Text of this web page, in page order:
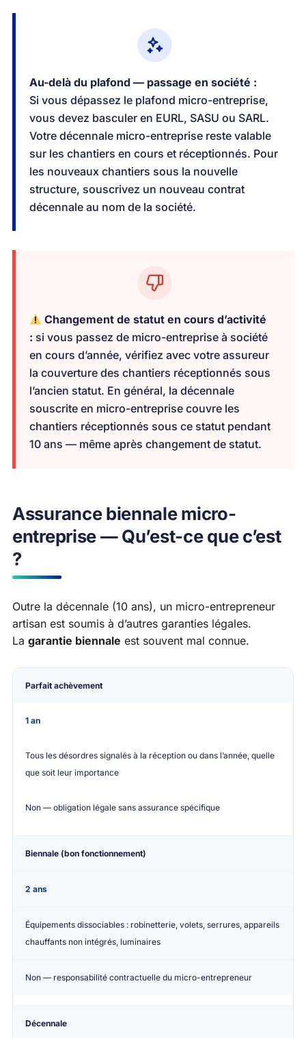
Au-delà du plafond — passage en société :
Si vous dépassez le plafond micro-entreprise,
vous devez basculer en EURL, SASU ou SARL.
Votre décennale micro-entreprise reste valable
sur les chantiers en cours et réceptionnés. Pour
les nouveaux chantiers sous la nouvelle
structure, souscrivez un nouveau contrat
décennale au nom de la société.
Changement de statut en cours d’activité
: si vous passez de micro-entreprise à société
en cours d’année, vérifiez avec votre assureur
la couverture des chantiers réceptionnés sous
l’ancien statut. En général, la décennale
souscrite en micro-entreprise couvre les
chantiers réceptionnés sous ce statut pendant
10 ans — même après changement de statut.
Assurance biennale micro-
entreprise — Qu’est-ce que c’est
?
Outre la décennale (10 ans), un micro-entrepreneur
artisan est soumis à d’autres garanties légales.
La garantie biennale est souvent mal connue.
Garantie Durée
Parfait achèvement
1 an
Tous les désordres signalés à la réception ou dans l’année, quelle
que soit leur importance
Non — obligation légale sans assurance spécifique
Biennale (bon fonctionnement)
2 ans
Équipements dissociables : robinetterie, volets, serrures, appareils
chauffants non intégrés, luminaires
Non — responsabilité contractuelle du micro-entrepreneur
Décennale